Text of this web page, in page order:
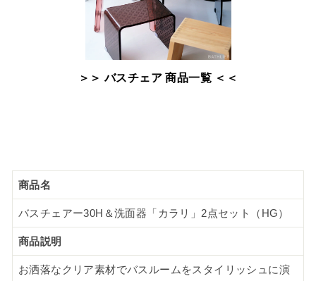
＞＞ バスチェア 商品一覧 ＜＜
商品名
バスチェアー30H＆洗面器「カラリ」2点セット（HG）
商品説明
お洒落なクリア素材でバスルームをスタイリッシュに演